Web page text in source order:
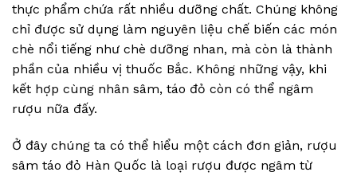
thực phẩm chứa rất nhiều dưỡng chất. Chúng không
chỉ được sử dụng làm nguyên liệu chế biến các món
chè nổi tiếng như chè dưỡng nhan, mà còn là thành
phần của nhiều vị thuốc Bắc. Không những vậy, khi
kết hợp cùng nhân sâm, táo đỏ còn có thể ngâm
rượu nữa đấy.
Ở đây chúng ta có thể hiểu một cách đơn giản, rượu
sâm táo đỏ Hàn Quốc là loại rượu được ngâm từ